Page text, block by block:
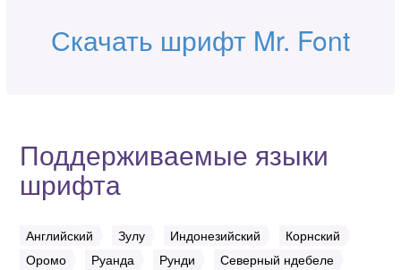
Скачать шрифт Mr. Font
Поддерживаемые языки
шрифта
Английский Зулу Индонезийский
Корнский
Оромо
Руанда Рунди
Северный ндебеле